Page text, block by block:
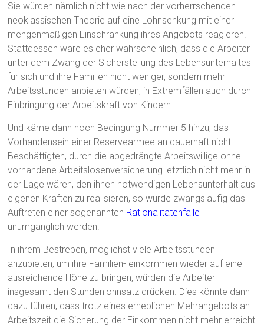
Sie würden nämlich nicht wie nach der vorherrschenden
neoklassischen Theorie auf eine Lohnsenkung mit einer
mengenmäßigen Einschränkung ihres Angebots reagieren.
Stattdessen wäre es eher wahrscheinlich, dass die Arbeiter
unter dem Zwang der Sicherstellung des Lebensunterhaltes
für sich und ihre Familien nicht weniger, sondern mehr
Arbeitsstunden anbieten würden, in Extremfällen auch durch
Einbringung der Arbeitskraft von Kindern.
Und käme dann noch Bedingung Nummer 5 hinzu, das
Vorhandensein einer Reservearmee an dauerhaft nicht
Beschäftigten, durch die abgedrängte Arbeitswillige ohne
vorhandene Arbeitslosenversicherung letztlich nicht mehr in
der Lage wären, den ihnen notwendigen Lebensunterhalt aus
eigenen Kräften zu realisieren, so würde zwangsläufig das
Auftreten einer sogenannten Rationalitätenfalle
unumgänglich werden.
In ihrem Bestreben, möglichst viele Arbeitsstunden
anzubieten, um ihre Familien- einkommen wieder auf eine
ausreichende Höhe zu bringen, würden die Arbeiter
insgesamt den Stundenlohnsatz drücken. Dies könnte dann
dazu führen, dass trotz eines erheblichen Mehrangebots an
Arbeitszeit die Sicherung der Einkommen nicht mehr erreicht